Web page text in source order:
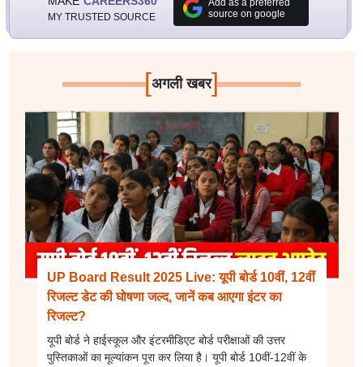
MY TRUSTED SOURCE
Add as a preferred
source on google
[अगली खबर]
UP Board Result 2025 Live: यूपी बोर्ड 10वीं, 12वीं
रिजल्ट डेट की घोषणा जल्द, जानें कब आएगा इंटर का
रिजल्ट?
यूपी बोर्ड ने हाईस्कूल और इंटरमीडिएट बोर्ड परीक्षाओं की उत्तर
पुस्तिकाओं का मूल्यांकन पूरा कर लिया है। यूपी बोर्ड 10वीं-12वीं के